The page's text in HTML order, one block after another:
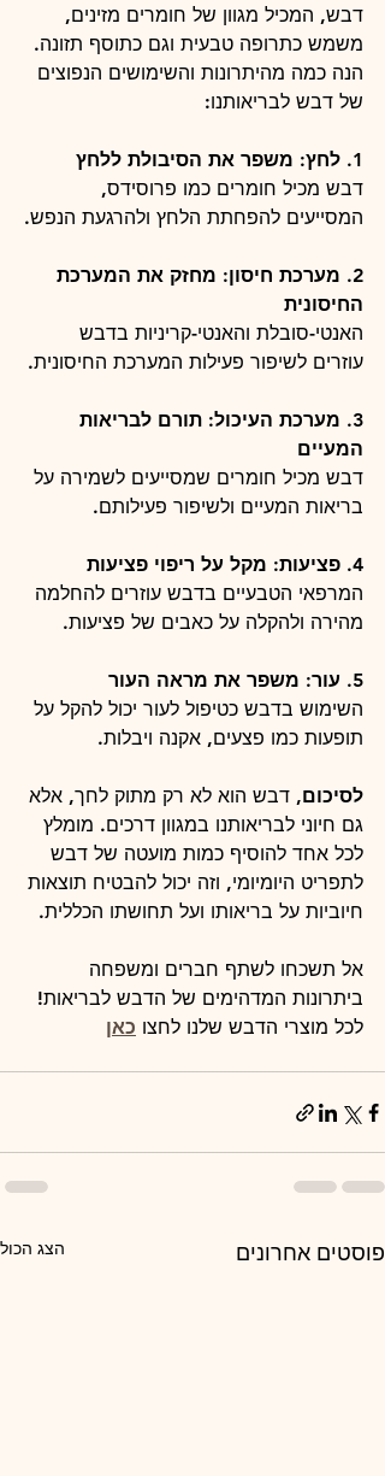
דבש, המכיל מגוון של חומרים מזינים,
משמש כתרופה טבעית וגם כתוסף תזונה.
הנה כמה מהיתרונות והשימושים הנפוצים
של דבש לבריאותנו:
1. לחץ: משפר את הסיבולת ללחץ
דבש מכיל חומרים כמו פרוסידס,
המסייעים להפחתת הלחץ ולהרגעת הנפש.
2. מערכת חיסון: מחזק את המערכת
החיסונית
האנטי-סובלת והאנטי-קריניות בדבש
עוזרים לשיפור פעילות המערכת החיסונית.
3. מערכת העיכול: תורם לבריאות
המעיים
דבש מכיל חומרים שמסייעים לשמירה על
בריאות המעיים ולשיפור פעילותם.
4. פציעות: מקל על ריפוי פציעות
המרפאי הטבעיים בדבש עוזרים להחלמה
מהירה ולהקלה על כאבים של פציעות.
5. עור: משפר את מראה העור
השימוש בדבש כטיפול לעור יכול להקל על
תופעות כמו פצעים, אקנה ויבלות.
לסיכום, דבש הוא לא רק מתוק לחך, אלא
גם חיוני לבריאותנו במגוון דרכים. מומלץ
לכל אחד להוסיף כמות מועטה של דבש
לתפריט היומיומי, וזה יכול להבטיח תוצאות
חיוביות על בריאותו ועל תחושתו הכללית.
אל תשכחו לשתף חברים ומשפחה
ביתרונות המדהימים של הדבש לבריאות!
לכל מוצרי הדבש שלנו לחצו כאן
פוסטים אחרונים הצג הכול